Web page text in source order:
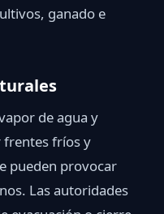
ganado e
de agua y
fríos y
pueden provocar
Las autoridades